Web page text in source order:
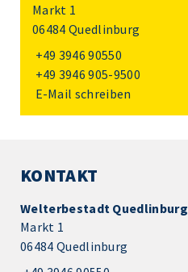
Markt 1
06484 Quedlinburg
+49 3946 90550
+49 3946 905-9500
E-Mail schreiben
KONTAKT
Welterbestadt Quedlinburg
Markt 1
06484 Quedlinburg